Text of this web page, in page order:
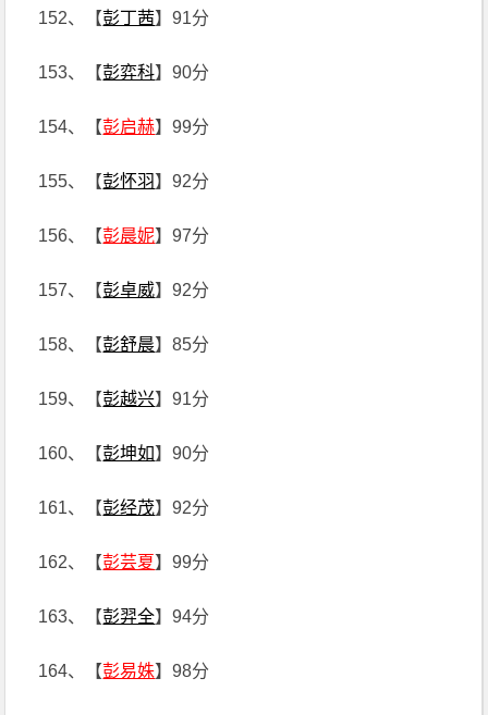
152、【彭丁茜】91分
153、【彭弈科】90分
154、【彭启赫】99分
155、【彭怀羽】92分
156、【彭晨妮】97分
157、【彭卓威】92分
158、【彭舒晨】85分
159、【彭越兴】91分
160、【彭坤如】90分
161、【彭经茂】92分
162、【彭芸夏】99分
163、【彭羿全】94分
164、【彭易姝】98分